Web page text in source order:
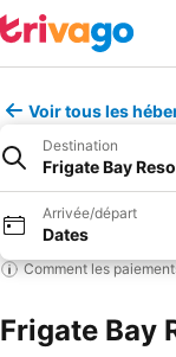
Voir tous les
Destination
Frigate Bay
Arrivée/départ
Dates
Comment les
Frigate Bay